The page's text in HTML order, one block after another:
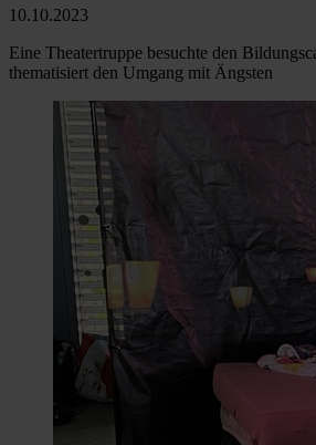
10.10.2023
Eine Theatertruppe besuchte den
thematisiert den Umgang mit Ängsten